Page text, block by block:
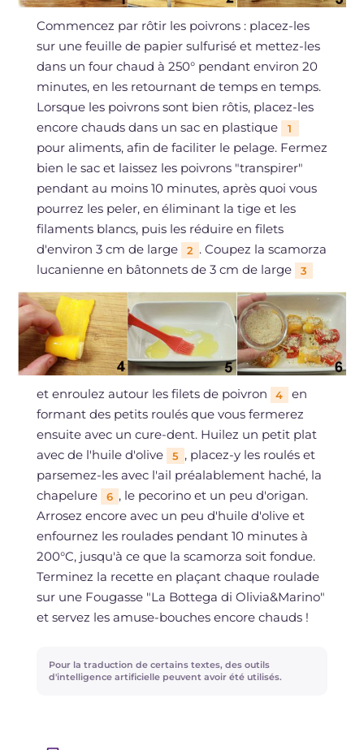
Commencez par rôtir les poivrons : placez-les
sur une feuille de papier sulfurisé et mettez-les
dans un four chaud à 250° pendant environ 20
minutes, en les retournant de temps en temps.
Lorsque les poivrons sont bien rôtis, placez-les
encore chauds dans un sac en plastique
1
pour aliments, afin de faciliter le pelage. Fermez
bien le sac et laissez les poivrons "transpirer"
pendant au moins 10 minutes, après quoi vous
pourrez les peler, en éliminant la tige et les
filaments blancs, puis les réduire en filets
d'environ 3 cm de large
2 . Coupez la scamorza
lucanienne en bâtonnets de 3 cm de large
3
et enroulez autour les filets de poivron 4
en
formant des petits roulés que vous fermerez
ensuite avec un cure-dent. Huilez un petit plat
avec de l'huile d'olive
5 , placez-y les roulés et
parsemez-les avec l'ail préalablement haché, la
chapelure
6 , le pecorino et un peu d'origan.
Arrosez encore avec un peu d'huile d'olive et
enfournez les roulades pendant 10 minutes à
200°C, jusqu'à ce que la scamorza soit fondue.
Terminez la recette en plaçant chaque roulade
sur une Fougasse "La Bottega di Olivia&Marino"
et servez les amuse-bouches encore chauds !
Pour la traduction de certains textes, des outils
d'intelligence artificielle peuvent avoir été utilisés.